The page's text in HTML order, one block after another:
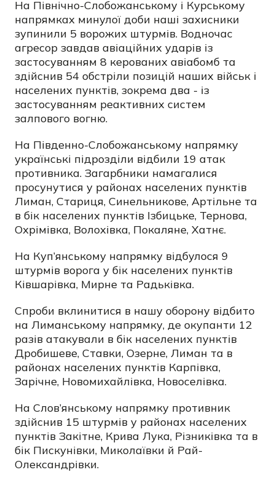
На Північно-Слобожанському і Курському
напрямках минулої доби наші захисники
зупинили 5 ворожих штурмів. Водночас
агресор завдав авіаційних ударів із
застосуванням 8 керованих авіабомб та
здійснив 54 обстріли позицій наших військ і
населених пунктів, зокрема два - із
застосуванням реактивних систем
залпового вогню.
На Південно-Слобожанському напрямку
українські підрозділи відбили 19 атак
противника. Загарбники намагалися
просунутися у районах населених пунктів
Лиман, Стариця, Синельникове, Артільне та
в бік населених пунктів Ізбицьке, Тернова,
Охрімівка, Волохівка, Покаляне, Хатнє.
На Куп’янському напрямку відбулося 9
штурмів ворога у бік населених пунктів
Ківшарівка, Мирне та Радьківка.
Спроби вклинитися в нашу оборону відбито
на Лиманському напрямку, де окупанти 12
разів атакували в бік населених пунктів
Дробишеве, Ставки, Озерне, Лиман та в
районах населених пунктів Карпівка,
Зарічне, Новомихайлівка, Новоселівка.
На Слов’янському напрямку противник
здійснив 15 штурмів у районах населених
пунктів Закітне, Крива Лука, Різниківка та в
бік Пискунівки, Миколаївки й Рай-
Олександрівки.